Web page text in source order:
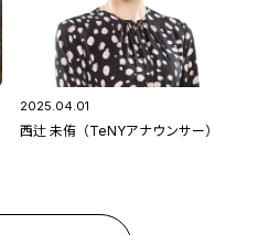
2025.04.01
西辻 未侑（TeNYアナウンサー）